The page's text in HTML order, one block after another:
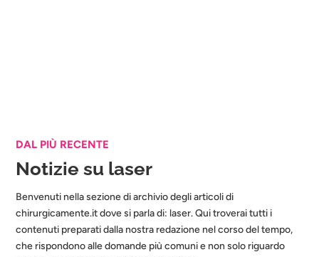
DAL PIÙ RECENTE
Notizie su laser
Benvenuti nella sezione di archivio degli articoli di
chirurgicamente.it dove si parla di: laser. Qui troverai tutti i
contenuti preparati dalla nostra redazione nel corso del tempo,
che rispondono alle domande più comuni e non solo riguardo